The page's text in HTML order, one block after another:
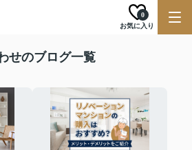
お気に入り
0
せのブログ一覧